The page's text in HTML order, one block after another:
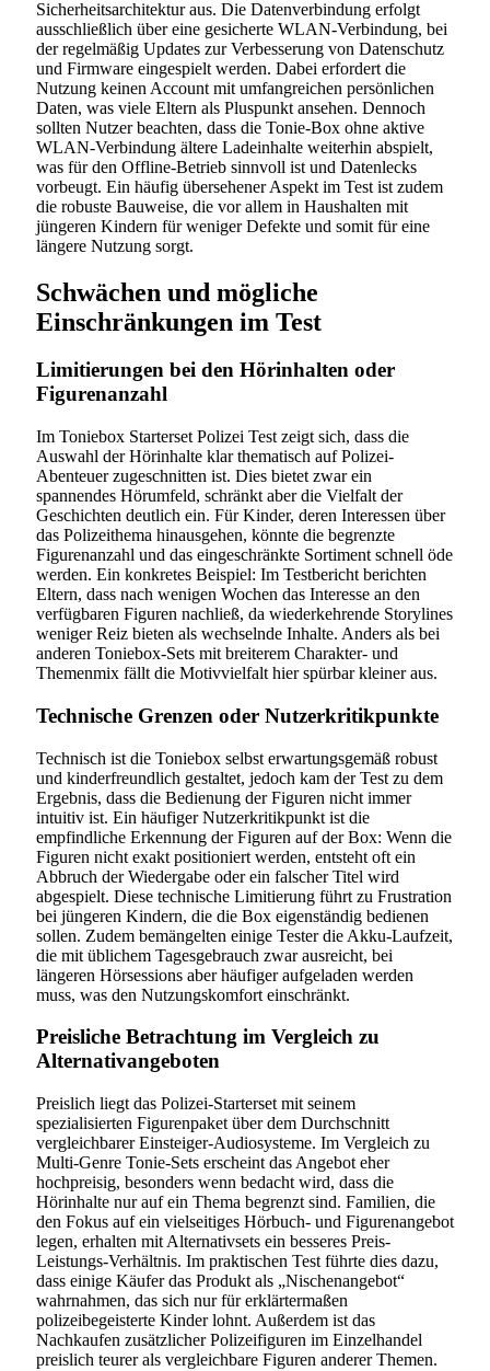
Sicherheitsarchitektur aus. Die Datenverbindung erfolgt
ausschließlich über eine gesicherte WLAN-Verbindung, bei
der regelmäßig Updates zur Verbesserung von Datenschutz
und Firmware eingespielt werden. Dabei erfordert die
Nutzung keinen Account mit umfangreichen persönlichen
Daten, was viele Eltern als Pluspunkt ansehen. Dennoch
sollten Nutzer beachten, dass die Tonie-Box ohne aktive
WLAN-Verbindung ältere Ladeinhalte weiterhin abspielt,
was für den Offline-Betrieb sinnvoll ist und Datenlecks
vorbeugt. Ein häufig übersehener Aspekt im Test ist zudem
die robuste Bauweise, die vor allem in Haushalten mit
jüngeren Kindern für weniger Defekte und somit für eine
längere Nutzung sorgt.
Schwächen und mögliche
Einschränkungen im Test
Limitierungen bei den Hörinhalten oder
Figurenanzahl
Im Toniebox Starterset Polizei Test zeigt sich, dass die
Auswahl der Hörinhalte klar thematisch auf Polizei-
Abenteuer zugeschnitten ist. Dies bietet zwar ein
spannendes Hörumfeld, schränkt aber die Vielfalt der
Geschichten deutlich ein. Für Kinder, deren Interessen über
das Polizeithema hinausgehen, könnte die begrenzte
Figurenanzahl und das eingeschränkte Sortiment schnell öde
werden. Ein konkretes Beispiel: Im Testbericht berichten
Eltern, dass nach wenigen Wochen das Interesse an den
verfügbaren Figuren nachließ, da wiederkehrende Storylines
weniger Reiz bieten als wechselnde Inhalte. Anders als bei
anderen Toniebox-Sets mit breiterem Charakter- und
Themenmix fällt die Motivvielfalt hier spürbar kleiner aus.
Technische Grenzen oder Nutzerkritikpunkte
Technisch ist die Toniebox selbst erwartungsgemäß robust
und kinderfreundlich gestaltet, jedoch kam der Test zu dem
Ergebnis, dass die Bedienung der Figuren nicht immer
intuitiv ist. Ein häufiger Nutzerkritikpunkt ist die
empfindliche Erkennung der Figuren auf der Box: Wenn die
Figuren nicht exakt positioniert werden, entsteht oft ein
Abbruch der Wiedergabe oder ein falscher Titel wird
abgespielt. Diese technische Limitierung führt zu Frustration
bei jüngeren Kindern, die die Box eigenständig bedienen
sollen. Zudem bemängelten einige Tester die Akku-Laufzeit,
die mit üblichem Tagesgebrauch zwar ausreicht, bei
längeren Hörsessions aber häufiger aufgeladen werden
muss, was den Nutzungskomfort einschränkt.
Preisliche Betrachtung im Vergleich zu
Alternativangeboten
Preislich liegt das Polizei-Starterset mit seinem
spezialisierten Figurenpaket über dem Durchschnitt
vergleichbarer Einsteiger-Audiosysteme. Im Vergleich zu
Multi-Genre Tonie-Sets erscheint das Angebot eher
hochpreisig, besonders wenn bedacht wird, dass die
Hörinhalte nur auf ein Thema begrenzt sind. Familien, die
den Fokus auf ein vielseitiges Hörbuch- und Figurenangebot
legen, erhalten mit Alternativsets ein besseres Preis-
Leistungs-Verhältnis. Im praktischen Test führte dies dazu,
dass einige Käufer das Produkt als „Nischenangebot“
wahrnahmen, das sich nur für erklärtermaßen
polizeibegeisterte Kinder lohnt. Außerdem ist das
Nachkaufen zusätzlicher Polizeifiguren im Einzelhandel
preislich teurer als vergleichbare Figuren anderer Themen.